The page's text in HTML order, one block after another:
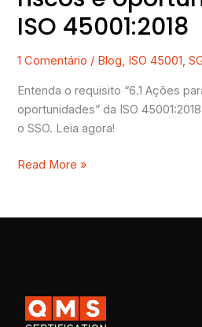
ISO 45001:2018
1 Comentário / Blog, ISO 45001,
Entenda o requisito “6.1 Ações
oportunidades” da ISO
o SSO. Leia agora!
Read More »